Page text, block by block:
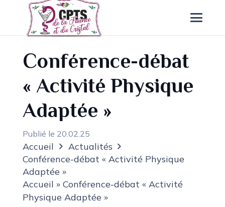
Conférence-débat
« Activité Physique
Adaptée »
Publié le 20.02.25
Accueil
Actualités
Conférence-débat « Activité Physique
Adaptée »
Accueil » Conférence-débat « Activité
Physique Adaptée »